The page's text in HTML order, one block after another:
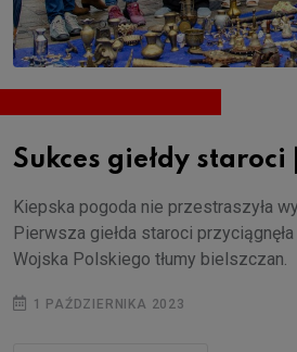
Sukces giełdy staroci
Kiepska pogoda nie przestraszyła
Pierwsza giełda staroci
Wojska Polskiego tłumy bielszczan.
1 PAŹDZIERNIKA 2023